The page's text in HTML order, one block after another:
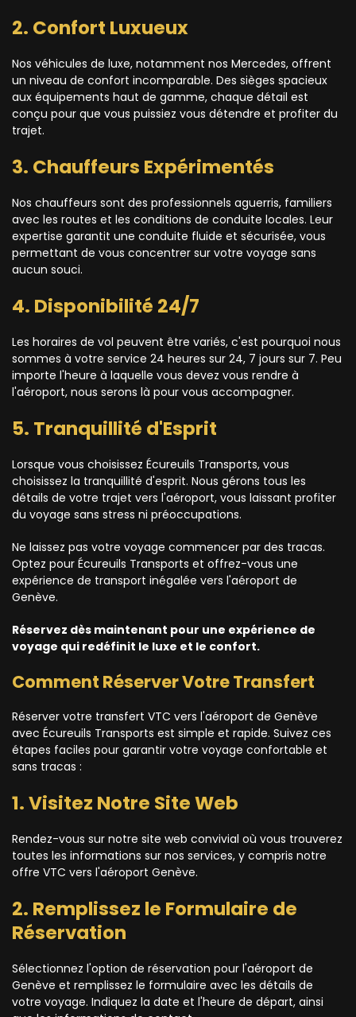
2. Confort Luxueux
Nos véhicules de luxe, notamment nos Mercedes, offrent
un niveau de confort incomparable. Des sièges spacieux
aux équipements haut de gamme, chaque détail est
conçu pour que vous puissiez vous détendre et profiter du
trajet.
3. Chauffeurs Expérimentés
Nos chauffeurs sont des professionnels aguerris, familiers
avec les routes et les conditions de conduite locales. Leur
expertise garantit une conduite fluide et sécurisée, vous
permettant de vous concentrer sur votre voyage sans
aucun souci.
4. Disponibilité 24/7
Les horaires de vol peuvent être variés, c'est pourquoi nous
sommes à votre service 24 heures sur 24, 7 jours sur 7. Peu
importe l'heure à laquelle vous devez vous rendre à
l'aéroport, nous serons là pour vous accompagner.
5. Tranquillité d'Esprit
Lorsque vous choisissez Écureuils Transports, vous
choisissez la tranquillité d'esprit. Nous gérons tous les
détails de votre trajet vers l'aéroport, vous laissant profiter
du voyage sans stress ni préoccupations.
Ne laissez pas votre voyage commencer par des tracas.
Optez pour Écureuils Transports et offrez-vous une
expérience de transport inégalée vers l'aéroport de
Genève.
Réservez dès maintenant pour une expérience de
voyage qui redéfinit le luxe et le confort.
Comment Réserver Votre Transfert
Réserver votre transfert VTC vers l'aéroport de Genève
avec Écureuils Transports est simple et rapide. Suivez ces
étapes faciles pour garantir votre voyage confortable et
sans tracas :
1. Visitez Notre Site Web
Rendez-vous sur notre site web convivial où vous trouverez
toutes les informations sur nos services, y compris notre
offre VTC vers l'aéroport Genève.
2. Remplissez le Formulaire de
Réservation
Sélectionnez l'option de réservation pour l'aéroport de
Genève et remplissez le formulaire avec les détails de
votre voyage. Indiquez la date et l'heure de départ, ainsi